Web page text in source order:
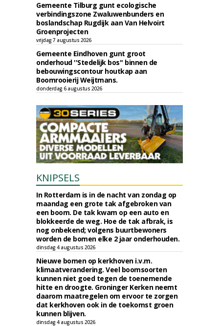
Gemeente Tilburg gunt ecologische
verbindingszone Zwaluwenbunders en
boslandschap Rugdijk aan Van Helvoirt
Groenprojecten
vrijdag 7 augustus 2026
Gemeente Eindhoven gunt groot
onderhoud ''Stedelijk bos'' binnen de
bebouwingscontour houtkap aan
Boomrooierij Weijtmans.
donderdag 6 augustus 2026
KNIPSELS
In Rotterdam is in de nacht van zondag op
maandag een grote tak afgebroken van
een boom. De tak kwam op een auto en
blokkeerde de weg. Hoe de tak afbrak, is
nog onbekend; volgens buurtbewoners
worden de bomen elke 2 jaar onderhouden.
dinsdag 4 augustus 2026
Nieuwe bomen op kerkhoven i.v.m.
klimaatverandering. Veel boomsoorten
kunnen niet goed tegen de toenemende
hitte en droogte. Groninger Kerken neemt
daarom maatregelen om ervoor te zorgen
dat kerkhoven ook in de toekomst groen
kunnen blijven.
dinsdag 4 augustus 2026